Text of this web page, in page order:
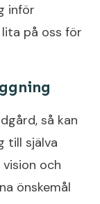
inför
på oss för
så kan
till själva
och
önskemål